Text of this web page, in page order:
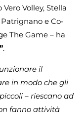
Volley, Stella
e Co-
The Game – ha
.
il
in modo che gli
– riescano ad
fanno attività